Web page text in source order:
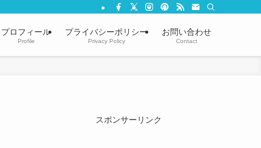
プロフィール
Profile
プライバシーポリシー
Privacy Policy
お問い合わせ
Contact
スポンサーリンク